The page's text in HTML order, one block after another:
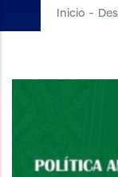
Inicio -